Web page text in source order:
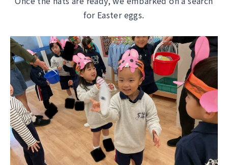
for Easter eggs.